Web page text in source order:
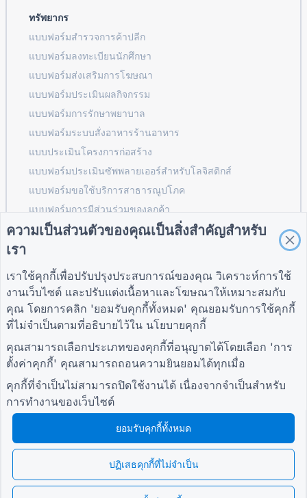
ทรัพยากร
แบบฟอร์มสำรวจการค้าปลีก
แบบฟอร์มลงทะเบียนนักศึกษา
แบบฟอร์มส่งเสริมการโฆษณา
แบบฟอร์มประเมินผลกิจกรรม
แบบฟอร์มการรักษาพยาบาล
แบบฟอร์มระบบสั่งอาหารร้านอาหาร
แบบประเมินโครงการก่อสร้าง
แบบฟอร์มประเมินซัพพลายเออร์สำหรับโลจิสติกส์
แบบฟอร์มขอใช้บริการสาธารณูปโภค
แบบฟอร์มการมีส่วนร่วมของลูกค้า
คำแนะนำ
ศูนย์ช่วยเหลือ
บล็อก
TIGER FORM คำ
แนะนำ
เกี่ยวกับเรา
ติดต่อเรา
เงื่อนไข
นโยบายความเป็นส่วน
ตัว
© 2026 QR Form Generator. All rights reserved.
ความเป็นส่วนตัวของคุณเป็นสิ่งสำคัญสำหรับ
เรา
เราใช้คุกกี้เพื่อปรับปรุงประสบการณ์ของคุณ วิเคราะห์การใช้
งานเว็บไซต์ และปรับแต่งเนื้อหาและโฆษณาให้เหมาะสมกับ
คุณ โดยการคลิก 'ยอมรับคุกกี้ทั้งหมด' คุณยอมรับการใช้คุกกี้
ที่ไม่จำเป็นตามที่อธิบายไว้ใน นโยบายคุกกี้
คุณสามารถเลือกประเภทของคุกกี้ที่อนุญาตได้โดยเลือก 'การ
ตั้งค่าคุกกี้' คุณสามารถถอนความยินยอมได้ทุกเมื่อ
คุกกี้ที่จำเป็นไม่สามารถปิดใช้งานได้ เนื่องจากจำเป็นสำหรับ
การทำงานของเว็บไซต์
ยอมรับคุกกี้ทั้งหมด
ปฏิเสธคุกกี้ที่ไม่จำเป็น